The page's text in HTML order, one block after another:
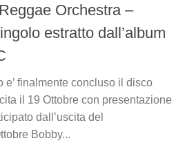
Orchestra –
estratto dall’album
finalmente concluso il disco
il 19 Ottobre con presentazione
dall’uscita del
Bobby...